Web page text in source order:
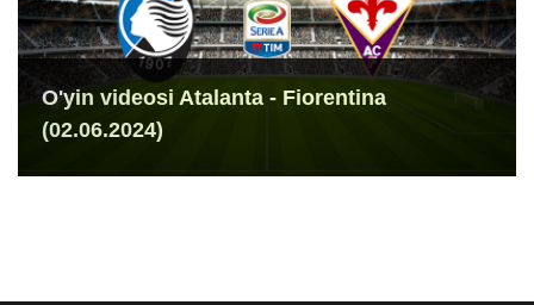
O'yin videosi Atalanta - Fiorentina
(02.06.2024)